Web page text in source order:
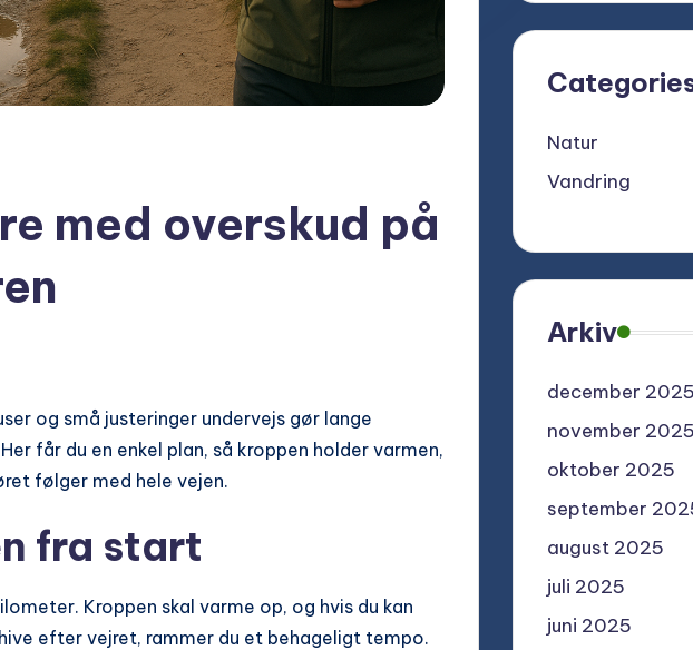
med overskud på
og små justeringer undervejs gør lange
får du en enkel plan, så kroppen holder varmen,
følger med hele vejen.
fra start
Kroppen skal varme op, og hvis du kan
efter vejret, rammer du et behageligt tempo.
Natur
Vandring
Arkiv
december 2025
november 2025
oktober 2025
september
august 2025
juli 2025
juni 2025